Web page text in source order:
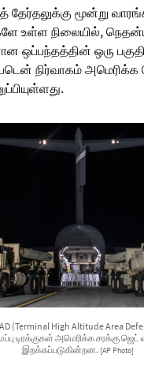
தேர்தலுக்கு மூன்று
உள்ள நிலையில்,
ஒப்பந்தத்தின் ஒரு
நிர்வாகம் அமெரிக்க
(Terminal High Altitude Area
டிரக்குகள் அமெரிக்க சரக்கு ஜெட்
இறக்கப்படுகின்றன. [AP Photo]